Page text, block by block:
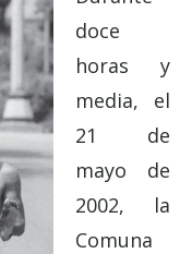
doce
horas y
media, el
21 de
mayo de
2002, la
Comuna